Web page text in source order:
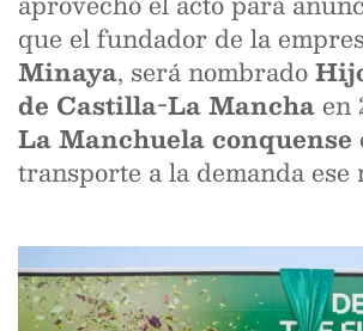
que el fundador de la
Minaya, será nombrado
de Castilla-La Mancha en
La Manchuela conquense
transporte a la demanda ese